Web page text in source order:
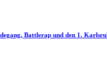
Battlerap und den 1.